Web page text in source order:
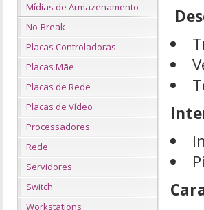
Mídias de Armazenamento
No-Break
Placas Controladoras
Placas Mãe
Placas de Rede
Placas de Vídeo
Processadores
Rede
Servidores
Switch
Workstations